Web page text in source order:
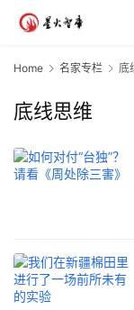
Home 名家专栏 底
底线思维